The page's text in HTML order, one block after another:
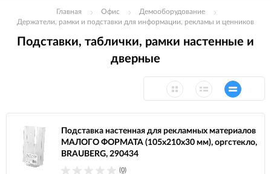
Главная Офис
Демооборудование
Держатели, рамки и подставки для информации, рекламы и ценников
Подставки, таблички, рамки настенные и
дверные
Подставка настенная для рекламных материалов
МАЛОГО ФОРМАТА (105х210х30 мм), оргстекло,
BRAUBERG, 290434
(0)